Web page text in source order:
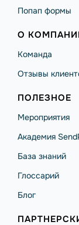
Попап формы
О
Команда
Отзывы
ПОЛЕЗНОЕ
Мероприятия
Академия
База знаний
Глоссарий
Блог